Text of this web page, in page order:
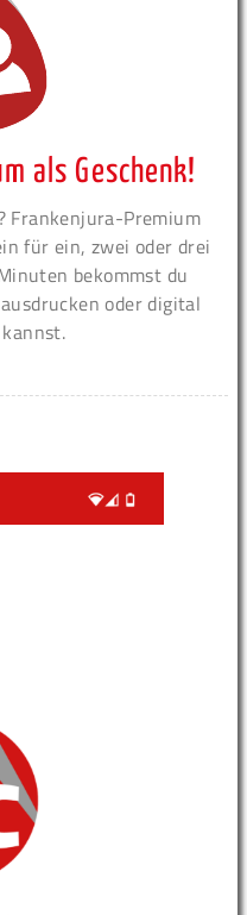
als Geschenk!
Frankenjura-Premium
für ein, zwei oder drei
bekommst du
oder digital